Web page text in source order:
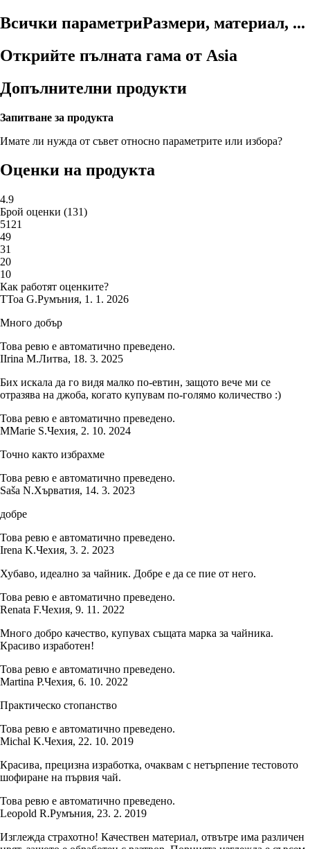
Всички параметриРазмери, материал, ...
Открийте пълната гама от Asia
Допълнителни продукти
Запитване за продукта
Имате ли нужда от съвет относно параметрите или избора?
Оценки на продукта
4.9
Брой оценки (131)
5121
49
31
20
10
Как работят оценките?
TToa G.Румъния, 1. 1. 2026
Много добър
Това ревю е автоматично преведено.
IIrina M.Литва, 18. 3. 2025
Бих искала да го видя малко по-евтин, защото вече ми се
отразява на джоба, когато купувам по-голямо количество :)
Това ревю е автоматично преведено.
MMarie S.Чехия, 2. 10. 2024
Точно както избрахме
Това ревю е автоматично преведено.
Saša N.Хърватия, 14. 3. 2023
добре
Това ревю е автоматично преведено.
Irena K.Чехия, 3. 2. 2023
Хубаво, идеално за чайник. Добре е да се пие от него.
Това ревю е автоматично преведено.
Renata F.Чехия, 9. 11. 2022
Много добро качество, купувах същата марка за чайника.
Красиво изработен!
Това ревю е автоматично преведено.
Martina P.Чехия, 6. 10. 2022
Практическо стопанство
Това ревю е автоматично преведено.
Michal K.Чехия, 22. 10. 2019
Красива, прецизна изработка, очаквам с нетърпение тестовото
шофиране на първия чай.
Това ревю е автоматично преведено.
Leopold R.Румъния, 23. 2. 2019
Изглежда страхотно! Качествен материал, отвътре има различен